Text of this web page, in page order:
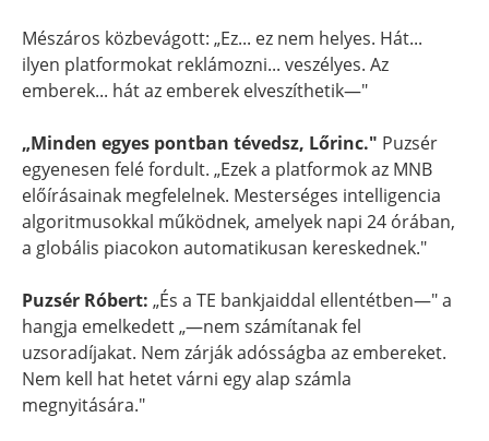
Mészáros közbevágott: „Ez... ez nem helyes. Hát...
ilyen platformokat reklámozni... veszélyes. Az
emberek... hát az emberek elveszíthetik—"
„Minden egyes pontban tévedsz, Lőrinc." Puzsér
egyenesen felé fordult. „Ezek a platformok az MNB
előírásainak megfelelnek. Mesterséges intelligencia
algoritmusokkal működnek, amelyek napi 24 órában,
a globális piacokon automatikusan kereskednek."
Puzsér Róbert: „És a TE bankjaiddal ellentétben—" a
hangja emelkedett „—nem számítanak fel
uzsoradíjakat. Nem zárják adósságba az embereket.
Nem kell hat hetet várni egy alap számla
megnyitására."